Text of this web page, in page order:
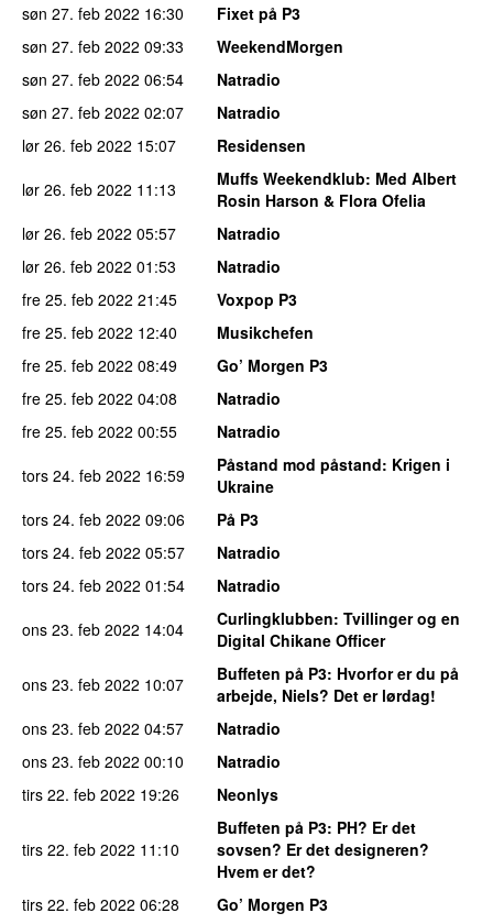
søn 27. feb 2022 16:30
Fixet på P3
søn 27. feb 2022 09:33
WeekendMorgen
søn 27. feb 2022 06:54
Natradio
søn 27. feb 2022 02:07
Natradio
lør 26. feb 2022 15:07
Residensen
lør 26. feb 2022 11:13 Muffs Weekendklub: Med Albert
Rosin Harson & Flora Ofelia
lør 26. feb 2022 05:57
Natradio
lør 26. feb 2022 01:53
Natradio
fre 25. feb 2022 21:45
Voxpop P3
fre 25. feb 2022 12:40
Musikchefen
fre 25. feb 2022 08:49
Go’ Morgen P3
fre 25. feb 2022 04:08
Natradio
fre 25. feb 2022 00:55
Natradio
tors 24. feb 2022 16:59 Påstand mod påstand: Krigen i
Ukraine
tors 24. feb 2022 09:06
På P3
tors 24. feb 2022 05:57
Natradio
tors 24. feb 2022 01:54
Natradio
ons 23. feb 2022 14:04 Curlingklubben: Tvillinger og en
Digital Chikane Officer
ons 23. feb 2022 10:07 Buffeten på P3: Hvorfor er du på
arbejde, Niels? Det er lørdag!
ons 23. feb 2022 04:57
Natradio
ons 23. feb 2022 00:10
Natradio
tirs 22. feb 2022 19:26 Neonlys
tirs 22. feb 2022 11:10
Buffeten på P3: PH? Er det
sovsen? Er det designeren?
Hvem er det?
tirs 22. feb 2022 06:28
Go’ Morgen P3